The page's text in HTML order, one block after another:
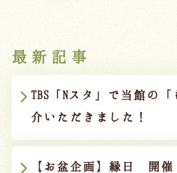
最新記事
TBS「Nスタ」で当館の
介いただきました！
【お盆企画】縁日 開催